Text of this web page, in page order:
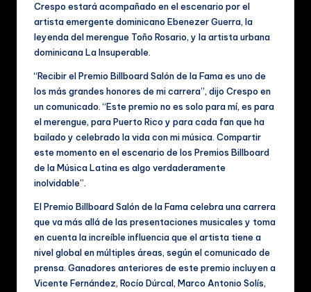
Crespo estará acompañado en el escenario por el
artista emergente dominicano Ebenezer Guerra, la
leyenda del merengue Toño Rosario, y la artista urbana
dominicana La Insuperable.
“Recibir el Premio Billboard Salón de la Fama es uno de
los más grandes honores de mi carrera”, dijo Crespo en
un comunicado. “Este premio no es solo para mí, es para
el merengue, para Puerto Rico y para cada fan que ha
bailado y celebrado la vida con mi música. Compartir
este momento en el escenario de los Premios Billboard
de la Música Latina es algo verdaderamente
inolvidable”.
El Premio Billboard Salón de la Fama celebra una carrera
que va más allá de las presentaciones musicales y toma
en cuenta la increíble influencia que el artista tiene a
nivel global en múltiples áreas, según el comunicado de
prensa. Ganadores anteriores de este premio incluyen a
Vicente Fernández, Rocío Dúrcal, Marco Antonio Solís,